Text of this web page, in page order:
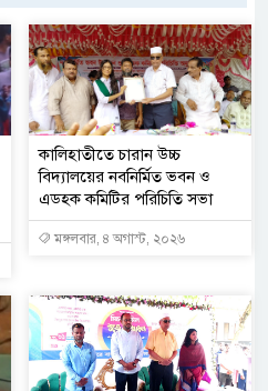
কালিহাতীতে চারান উচ্চ
বিদ্যালয়ের নবনির্মিত ভবন ও
এডহক কমিটির পরিচিতি সভা
মঙ্গলবার, ৪ অগাস্ট, ২০২৬